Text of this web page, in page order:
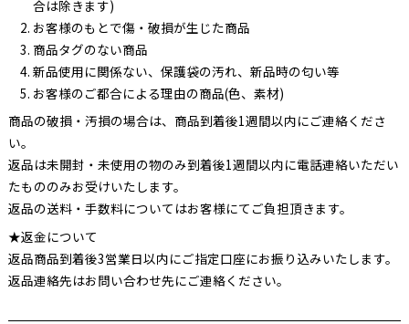
合は除きます)
お客様のもとで傷・破損が生じた商品
商品タグのない商品
新品使用に関係ない、保護袋の汚れ、新品時の匂い等
お客様のご都合による理由の商品(色、素材)
商品の破損・汚損の場合は、商品到着後1週間以内にご連絡くださ
い。
返品は未開封・未使用の物のみ到着後1週間以内に電話連絡いただい
たもののみお受けいたします。
返品の送料・手数料についてはお客様にてご負担頂きます。
★返金について
返品商品到着後3営業日以内にご指定口座にお振り込みいたします。
返品連絡先はお問い合わせ先にご連絡ください。